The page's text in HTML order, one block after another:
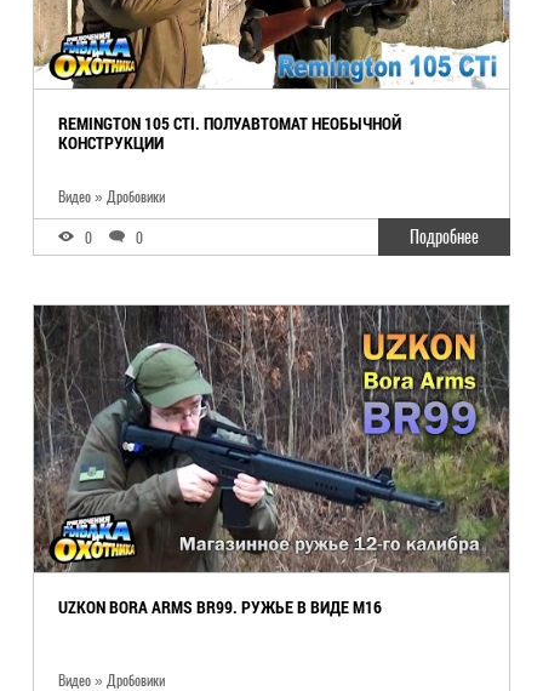
REMINGTON 105 CTI. ПОЛУАВТОМАТ НЕОБЫЧНОЙ
КОНСТРУКЦИИ
Видео » Дробовики
0 0 Подробнее
UZKON BORA ARMS BR99. РУЖЬЕ В ВИДЕ М16
Видео » Дробовики